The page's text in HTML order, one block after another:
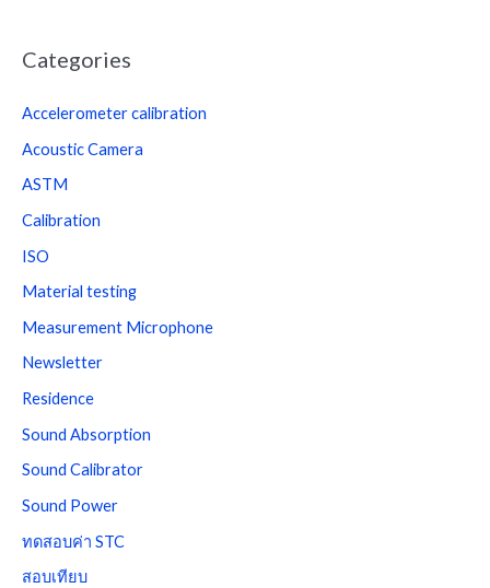
Categories
Accelerometer calibration
Acoustic Camera
ASTM
Calibration
ISO
Material testing
Measurement Microphone
Newsletter
Residence
Sound Absorption
Sound Calibrator
Sound Power
ทดสอบค่า STC
สอบเทียบ